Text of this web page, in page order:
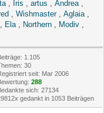
, Iris , artus , Andrea,
, Wishmaster, Aglaia,
Ela, Northern , Modiv ,
1.105
30
seit: Mar 2006
288
sich: 27134
gedankt in 1053 Beiträgen